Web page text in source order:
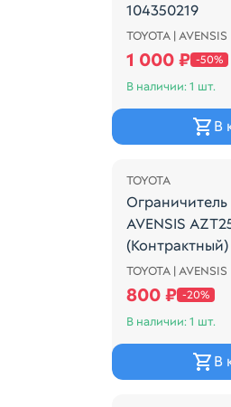
104350219
Замок двери
TOYOTA |
1 000 ₽ -50%
В наличии: 1 шт.
В
Распродажа
TOYOTA
Ограничитель
AVENSIS
Ограничитель
TOYOTA |
800 ₽ -20%
В наличии: 1 шт.
В